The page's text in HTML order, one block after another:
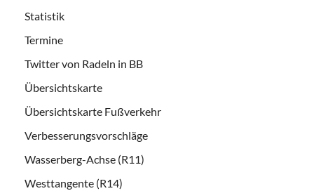
Statistik
Termine
Twitter von Radeln in BB
Übersichtskarte
Übersichtskarte Fußverkehr
Verbesserungsvorschläge
Wasserberg-Achse (R11)
Westtangente (R14)